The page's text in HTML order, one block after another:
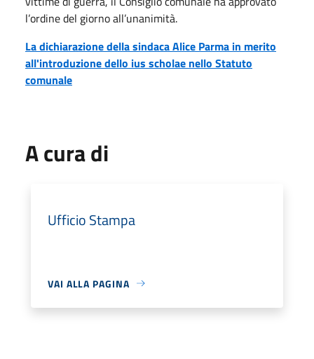
l’ordine del giorno all’unanimità.
La dichiarazione della sindaca Alice Parma in merito
all'introduzione dello ius scholae nello Statuto
comunale
A cura di
Ufficio Stampa
VAI ALLA PAGINA